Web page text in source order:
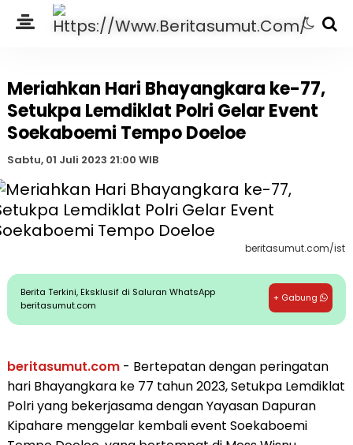
Meriahkan Hari Bhayangkara ke-77,
Setukpa Lemdiklat Polri Gelar Event
Soekaboemi Tempo Doeloe
Sabtu, 01 Juli 2023 21:00 WIB
beritasumut.com/ist
Berita Terkini, Eksklusif di Saluran WhatsApp
beritasumut.com
+ Gabung
beritasumut.com- Bertepatan dengan peringatan
hari Bhayangkara ke 77 tahun 2023, Setukpa Lemdiklat
Polri yang bekerjasama dengan Yayasan Dapuran
Kipahare menggelar kembali event Soekaboemi